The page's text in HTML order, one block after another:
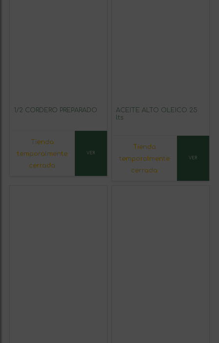
1/2 CORDERO PREPARADO
Tienda
temporalmente
cerrada
VER
ACEITE ALTO OLEICO 25
lts
Tienda
temporalmente
cerrada
VER